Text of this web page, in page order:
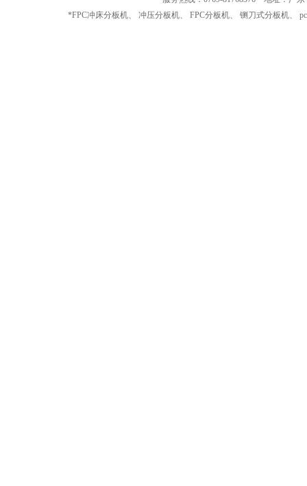
*FPC冲床分板机、 冲压分板机、 FPC分板机、 铡刀式分板机、